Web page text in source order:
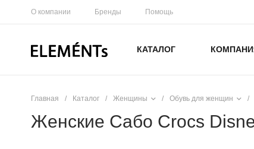
О компании Бренды Помощь
КАТАЛОГ
Главная / Каталог / Женщины / Обувь для женщин /
Женские Сабо Crocs